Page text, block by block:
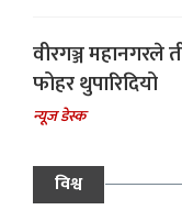
वीरगञ्ज महानगरले
फोहर थुपारिदियो
न्यूज डेस्क
विश्व